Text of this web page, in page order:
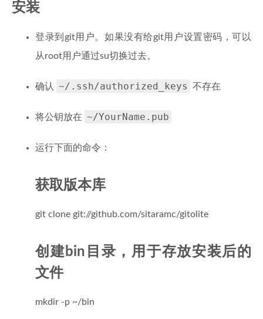
安装
登录到git用户。如果没有给git用户设置密码，可以
从root用户通过su切换过去。
确认 ~/.ssh/authorized_keys 不存在
将公钥放在 ~/YourName.pub
运行下面的命令：
获取版本库
git clone git://github.com/sitaramc/gitolite
创建bin目录，用于存放安装后的
文件
mkdir -p ~/bin